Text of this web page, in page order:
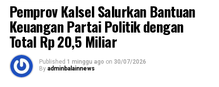
Pemprov Kalsel Salurkan Bantuan
Keuangan Partai Politik dengan
Total Rp 20,5 Miliar
Published 1 minggu ago on 30/07/2026
By adminbalainnews